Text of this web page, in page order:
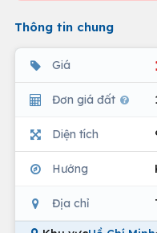
Thông tin chung
Giá
Đơn giá đất
Diện tích
Hướng
Địa chỉ